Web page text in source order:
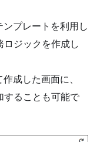
プレートを利用し
ジックを作成し
成した画面に、
することも可能で